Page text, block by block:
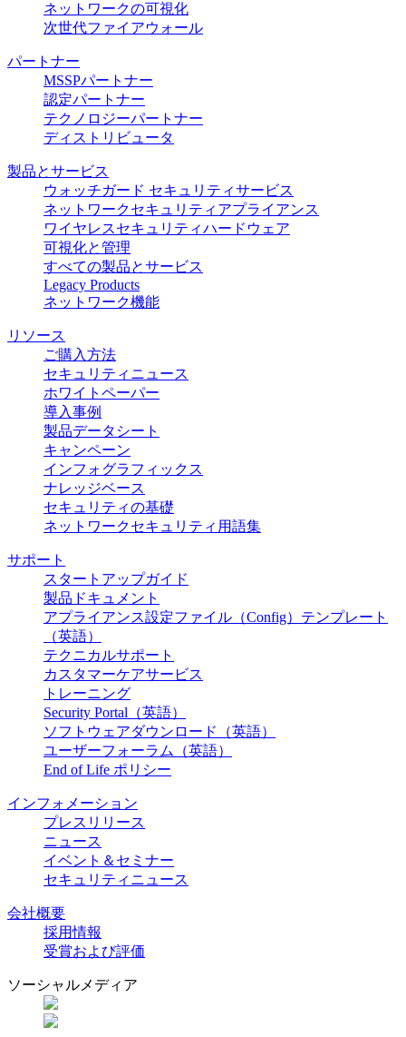
ネットワークの可視化
次世代ファイアウォール
パートナー
MSSPパートナー
認定パートナー
テクノロジーパートナー
ディストリビュータ
製品とサービス
ウォッチガード セキュリティサービス
ネットワークセキュリティアプライアンス
ワイヤレスセキュリティハードウェア
可視化と管理
すべての製品とサービス
Legacy Products
ネットワーク機能
リソース
ご購入方法
セキュリティニュース
ホワイトペーパー
導入事例
製品データシート
キャンペーン
インフォグラフィックス
ナレッジベース
セキュリティの基礎
ネットワークセキュリティ用語集
サポート
スタートアップガイド
製品ドキュメント
アプライアンス設定ファイル（Config）テンプレート
（英語）
テクニカルサポート
カスタマーケアサービス
トレーニング
Security Portal（英語）
ソフトウェアダウンロード（英語）
ユーザーフォーラム（英語）
End of Life ポリシー
インフォメーション
プレスリリース
ニュース
イベント＆セミナー
セキュリティニュース
会社概要
採用情報
受賞および評価
ソーシャルメディア